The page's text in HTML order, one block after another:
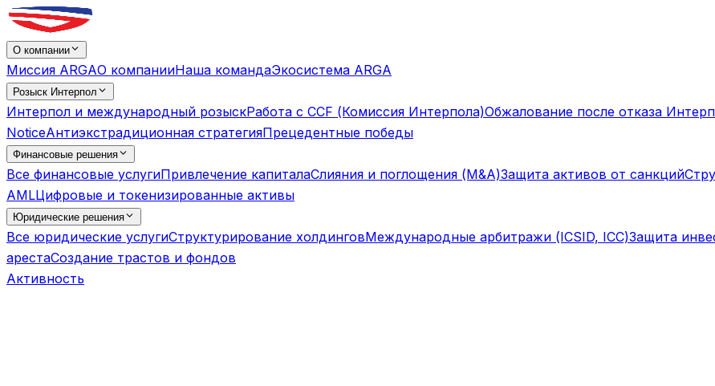
О компании
Миссия ARGAО компанииНаша командаЭкосистема ARGA
Розыск Интерпол
Интерпол и международный розыскРабота с CCF (Комиссия Интерпола)Обжалование после отказа
NoticeАнтиэкстрадиционная стратегияПрецедентные победы
Финансовые решения
Все финансовые услугиПривлечение капиталаСлияния и поглощения (M&A)Защита активов от санкций
AMLЦифровые и токенизированные активы
Юридические решения
Все юридические услугиСтруктурирование холдинговМеждународные арбитражи (ICSID, ICC)Защита
арестаСоздание трастов и фондов
Активность